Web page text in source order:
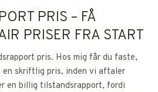
PRIS – FÅ
PRISER FRA START
pris. Hos mig får du faste,
en skriftlig pris, inden vi aftaler
en billig tilstandsrapport, fordi